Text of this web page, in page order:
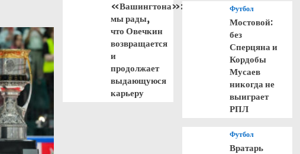
«Вашингтона»:
мы рады,
что Овечкин
возвращается
и
продолжает
выдающуюся
карьеру
Футбол
Мостовой:
без
Сперцяна и
Кордобы
Мусаев
никогда не
выиграет
РПЛ
Футбол
Вратарь